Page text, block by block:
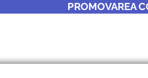
PROMOVAREA